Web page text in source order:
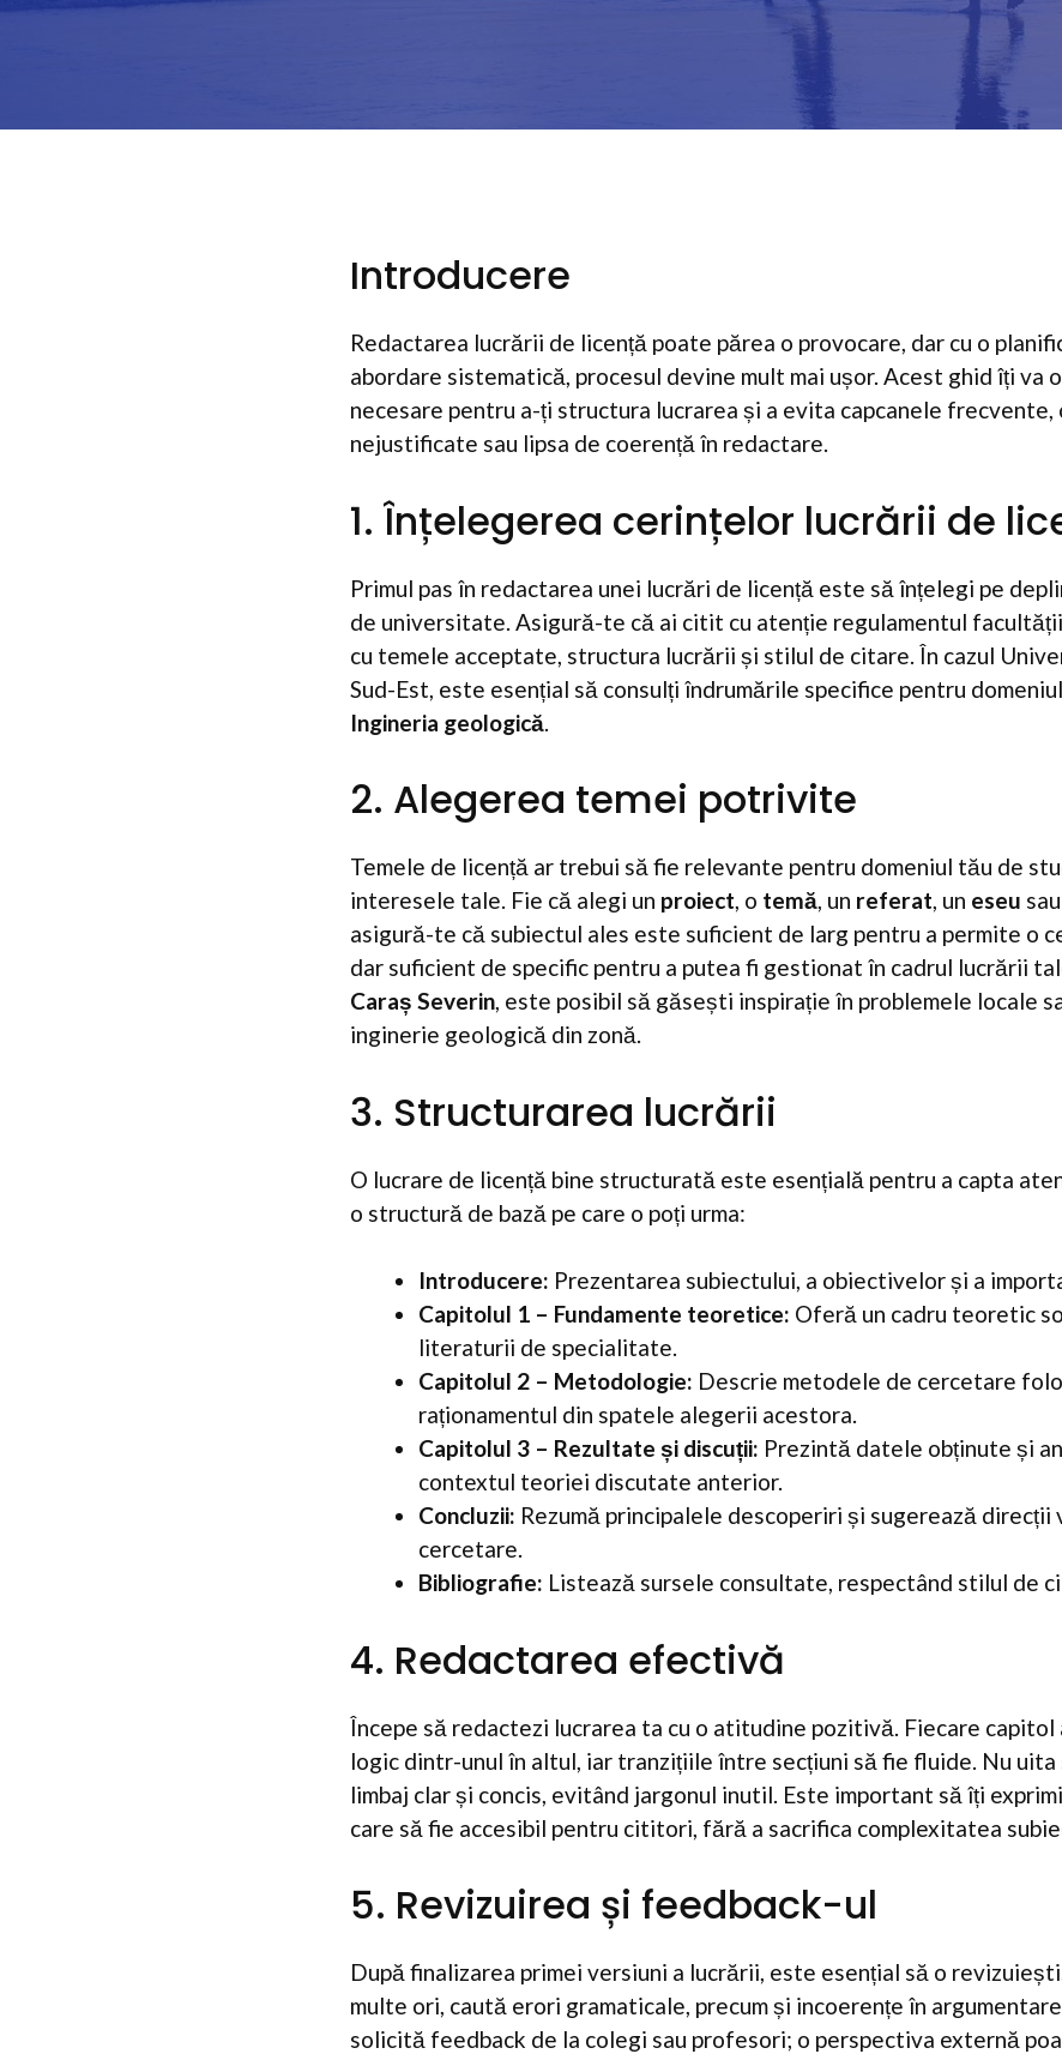
Introducere
Redactarea lucrării de licență poate părea o provocare, dar cu o
abordare sistematică, procesul devine mult mai ușor. Acest ghid îți va
necesare pentru a-ți structura lucrarea și a evita capcanele frecvente,
nejustificate sau lipsa de coerență în redactare.
1. Înțelegerea cerințelor lucrării de
Primul pas în redactarea unei lucrări de licență este să înțelegi pe
de universitate. Asigură-te că ai citit cu atenție regulamentul
cu temele acceptate, structura lucrării și stilul de citare. În cazul
Sud-Est, este esențial să consulți îndrumările specifice pentru
Ingineria geologică
2. Alegerea temei potrivite
Temele de licență ar trebui să fie relevante pentru domeniul tău de
interesele tale. Fie că alegi un proiect, o temă, un referat, un eseu
asigură-te că subiectul ales este suficient de larg pentru a permite o
dar suficient de specific pentru a putea fi gestionat în cadrul lucrării
Caraș Severin, este posibil să găsești inspirație în problemele locale
inginerie geologică din zonă.
3. Structurarea lucrării
O lucrare de licență bine structurată este esențială pentru a capta
o structură de bază pe care o poți urma:
Introducere: Prezentarea subiectului, a obiectivelor și a
Capitolul 1 – Fundamente teoretice: Oferă un cadru teoretic
literaturii de specialitate.
Capitolul 2 – Metodologie: Descrie metodele de cercetare
raționamentul din spatele alegerii acestora.
Capitolul 3 – Rezultate și discuții: Prezintă datele obținute și
contextul teoriei discutate anterior.
Concluzii: Rezumă principalele descoperiri și sugerează direcții
cercetare.
Bibliografie: Listează sursele consultate, respectând stilul de
4. Redactarea efectivă
Începe să redactezi lucrarea ta cu o atitudine pozitivă. Fiecare capitol
logic dintr-unul în altul, iar tranzițiile între secțiuni să fie fluide. Nu
limbaj clar și concis, evitând jargonul inutil. Este important să îți
care să fie accesibil pentru cititori, fără a sacrifica complexitatea
5. Revizuirea și feedback-ul
După finalizarea primei versiuni a lucrării, este esențial să o
multe ori, caută erori gramaticale, precum și incoerențe în
solicită feedback de la colegi sau profesori; o perspectiva externă